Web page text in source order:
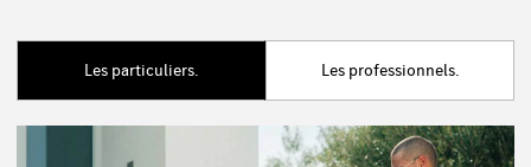
Les particuliers. Les professionnels.